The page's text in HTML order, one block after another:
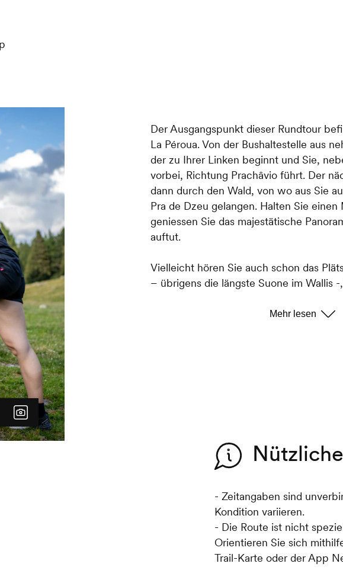
Der Ausgangspunkt dieser Rundtour
La Péroua. Von der Bushaltestelle aus
der zu Ihrer Linken beginnt und Sie,
vorbei, Richtung Prachâvio führt. Der
dann durch den Wald, von wo aus Sie
Pra de Dzeu gelangen. Halten Sie
geniessen Sie das majestätische
auftut.
Vielleicht hören Sie auch schon das
– übrigens die längste Suone im Wallis
Nach etwa einem Kilometer biegen Sie
- Zeitangaben sind
Kondition variieren.
- Die Route ist nicht
Orientieren Sie sich
Trail-Karte oder der App